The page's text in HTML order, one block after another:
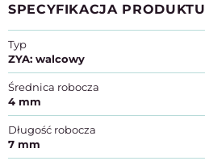
SPECYFIKACJA PRODUKTU
Typ
ZYA: walcowy
Średnica robocza
4 mm
Długość robocza
7 mm